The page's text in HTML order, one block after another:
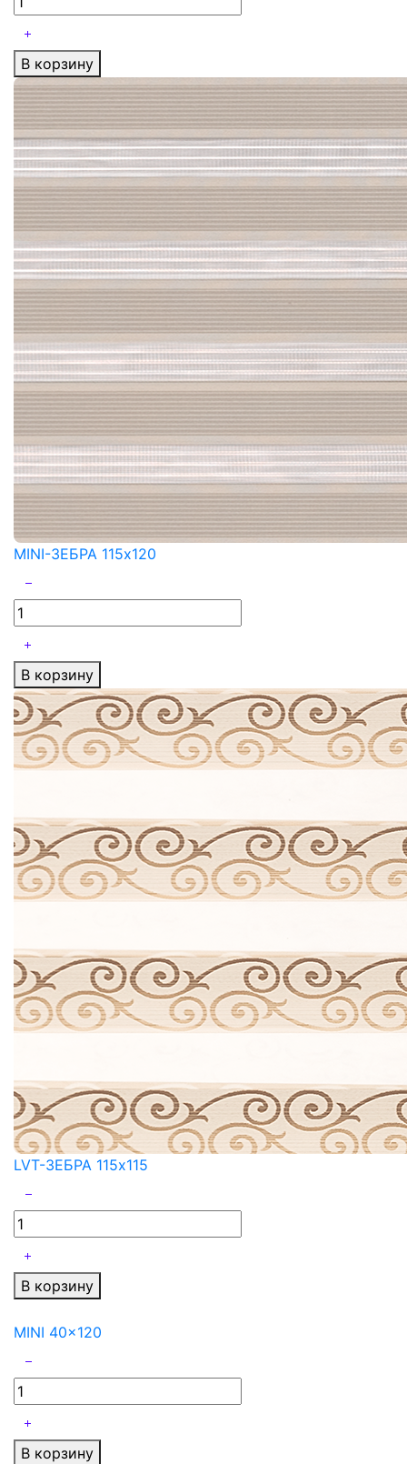
В корзину
MINI-ЗЕБРА 115x120
В корзину
LVT-ЗЕБРА 115x115
В корзину
MINI 40x120
В корзину